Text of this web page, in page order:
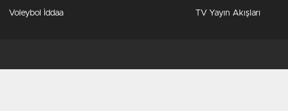
Voleybol İddaa TV Yayın Akışları